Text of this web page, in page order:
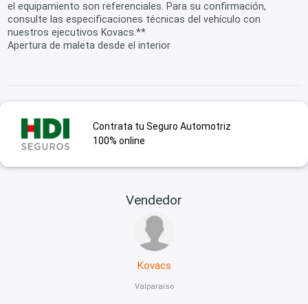
el equipamiento son referenciales. Para su confirmación,
consulte las especificaciones técnicas del vehículo con
nuestros ejecutivos Kovacs.**
Apertura de maleta desde el interior
Contrata tu Seguro Automotriz
100% online
Vendedor
Kovacs
Valparaiso